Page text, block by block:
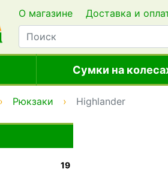
О магазине Доставка и
Сумки на
Рюкзаки Highlander
19